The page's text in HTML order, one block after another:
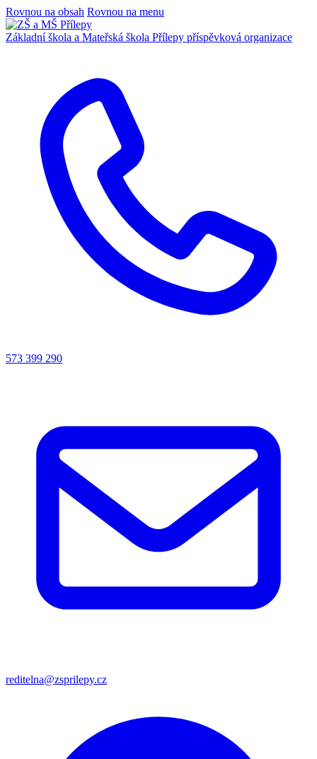
Rovnou na obsah Rovnou na menu
Základní škola a Mateřská škola Přílepy příspěvková organizace
573 399 290
reditelna@zsprilepy.cz